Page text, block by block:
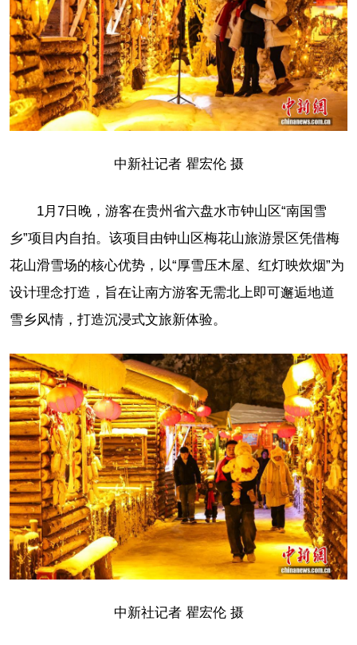
中新社记者 瞿宏伦 摄
1月7日晚，游客在贵州省六盘水市钟山区“南国雪
乡”项目内自拍。该项目由钟山区梅花山旅游景区凭借梅
花山滑雪场的核心优势，以“厚雪压木屋、红灯映炊烟”为
设计理念打造，旨在让南方游客无需北上即可邂逅地道
雪乡风情，打造沉浸式文旅新体验。
中新社记者 瞿宏伦 摄